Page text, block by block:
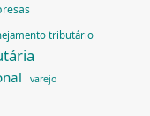
tributário
varejo